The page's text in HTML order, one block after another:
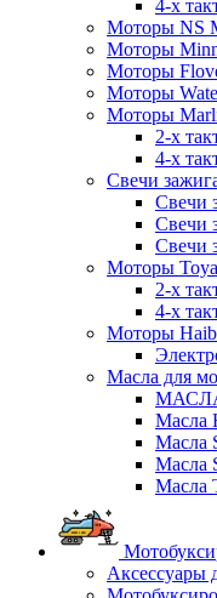
4-х
Моторы NS
Моторы
Моторы
Моторы
Моторы
2-х
4-х
Свечи
Свечи
Свечи
Свечи
Моторы
2-х
4-х
Моторы
Масла для
Масла
Масла
Масла
Масла
Аксессуары